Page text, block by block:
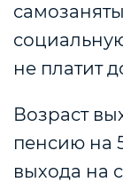
не платит
Возраст
пенсию на
выхода на